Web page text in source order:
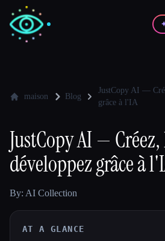
🎨
💻 Développeurs
🎓Étudiants 🎬
Blog
maison Blog
JustCopy AI —
grâce à l'IA
JustCopy AI —
développez grâce à
By: AI Collection
AT A GLANCE